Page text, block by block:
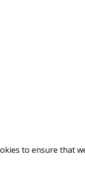
to ensure that